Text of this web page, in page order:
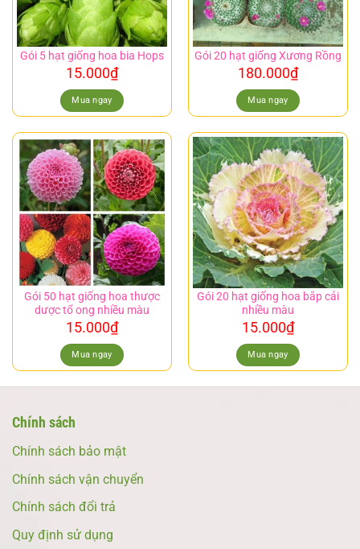
Gói 5 hạt giống hoa bia Hops
15.000₫
Mua ngay
Gói 20 hạt giống Xương Rồng
180.000₫
Mua ngay
Gói 50 hạt giống hoa thược
dược tổ ong nhiều màu
15.000₫
Mua ngay
Gói 20 hạt giống hoa bắp cải
nhiều màu
15.000₫
Mua ngay
Chính sách
Chính sách bảo mật
Chính sách vận chuyển
Chính sách đổi trả
Quy định sử dụng